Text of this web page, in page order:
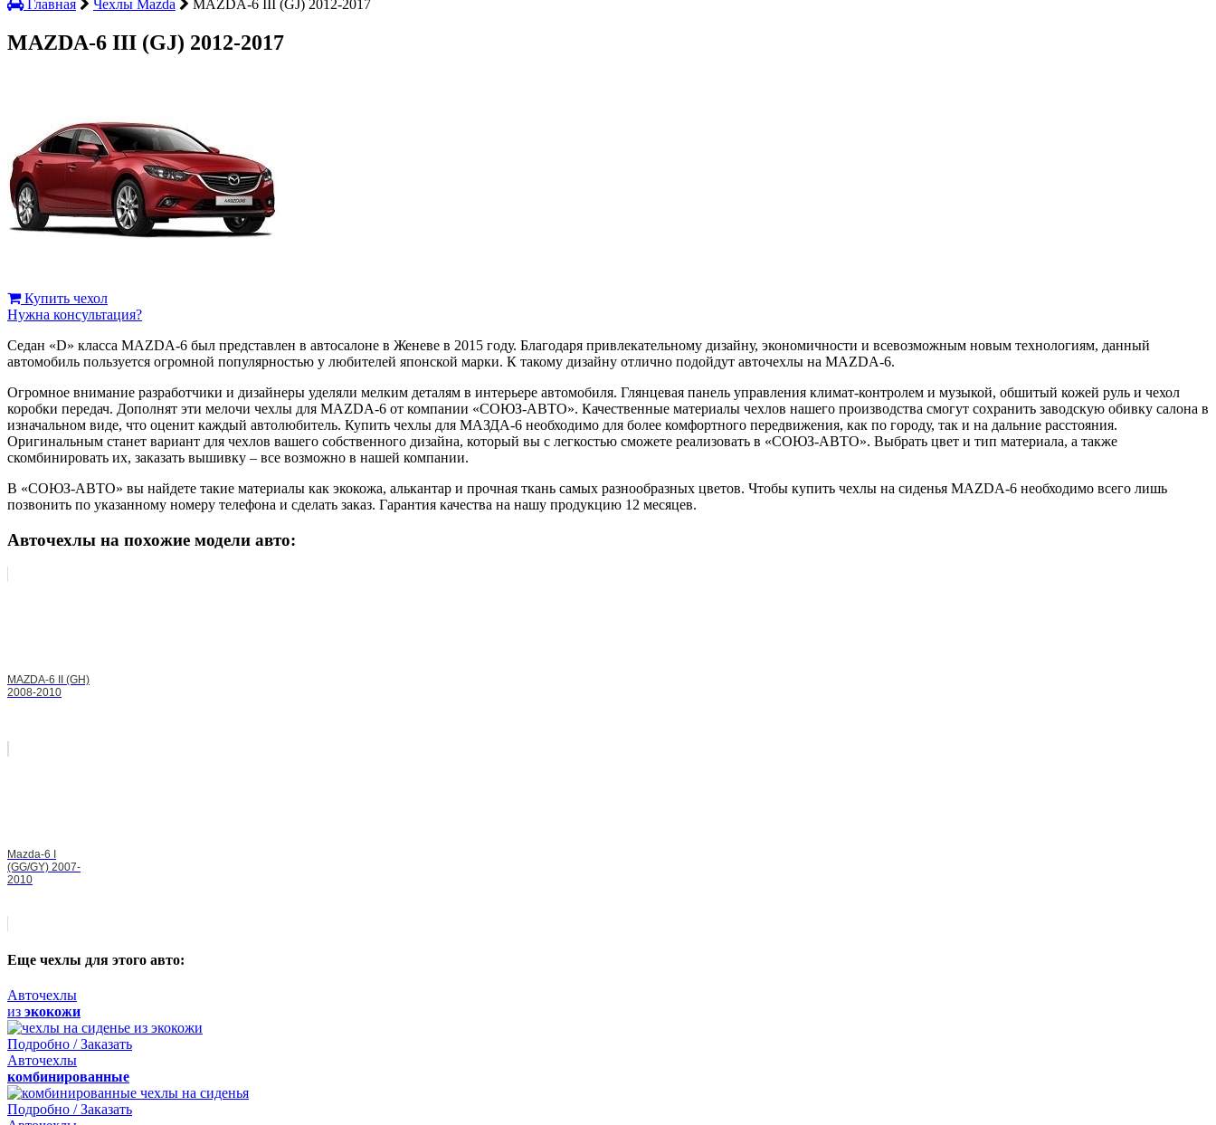
Главная Чехлы Mazda MAZDA-6 III (GJ) 2012-2017
MAZDA-6 III (GJ) 2012-2017
Купить чехол
Нужна консультация?
Седан «D» класса MAZDA-6 был представлен в автосалоне в Женеве в 2015 году. Благодаря привлекательному дизайну, экономичности и всевозможным новым технологиям, данный
автомобиль пользуется огромной популярностью у любителей японской марки. К такому дизайну отлично подойдут авточехлы на MAZDA-6.
Огромное внимание разработчики и дизайнеры уделяли мелким деталям в интерьере автомобиля. Глянцевая панель управления климат-контролем и музыкой, обшитый кожей руль и чехол
коробки передач. Дополнят эти мелочи чехлы для MAZDA-6 от компании «СОЮЗ-АВТО». Качественные материалы чехлов нашего производства смогут сохранить заводскую обивку салона в
изначальном виде, что оценит каждый автолюбитель. Купить чехлы для МАЗДА-6 необходимо для более комфортного передвижения, как по городу, так и на дальние расстояния.
Оригинальным станет вариант для чехлов вашего собственного дизайна, который вы с легкостью сможете реализовать в «СОЮЗ-АВТО». Выбрать цвет и тип материала, а также
скомбинировать их, заказать вышивку – все возможно в нашей компании.
В «СОЮЗ-АВТО» вы найдете такие материалы как экокожа, алькантар и прочная ткань самых разнообразных цветов. Чтобы купить чехлы на сиденья MAZDA-6 необходимо всего лишь
позвонить по указанному номеру телефона и сделать заказ. Гарантия качества на нашу продукцию 12 месяцев.
Авточехлы на похожие модели авто:
MAZDA-6 II (GH)
2008-2010
Mazda-6 I
(GG/GY) 2007-
2010
Еще чехлы для этого авто:
Авточехлы
из экокожи
Подробно / Заказать
Авточехлы
комбинированные
Подробно / Заказать